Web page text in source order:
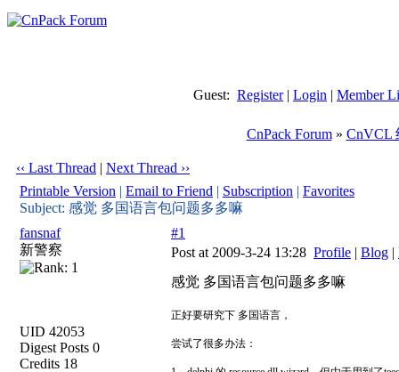
Guest: Register| Login | Member
CnPack Forum» CnVCL
‹‹ Last Thread | Next Thread ››
Printable Version | Email to Friend | Subscription | Favorites
Subject: 感觉 多国语言包问题多多嘛
fansnaf
新警察
UID 42053
Digest Posts 0
Credits 18
#1
Post at 2009-3-24 13:28 Profile | Blog |
感觉 多国语言包问题多多嘛
正好要研究下 多国语言，
尝试了很多办法：